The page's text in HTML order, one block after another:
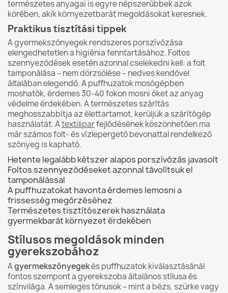
természetes anyagai is egyre népszerűbbek azok
körében, akik környezetbarát megoldásokat keresnek.
Praktikus tisztítási tippek
A gyermekszőnyegek rendszeres porszívózása
elengedhetetlen a higiénia fenntartásához. Foltos
szennyeződések esetén azonnal cselekedni kell: a folt
tamponálása – nem dörzsölése – nedves kendővel
általában elegendő. A puffhuzatok mosógépben
moshatók, érdemes 30-40 fokon mosni őket az anyag
védelme érdekében. A természetes szárítás
meghosszabbítja az élettartamot, kerüljük a szárítógép
használatát. Atextiliparfejlődésének köszönhetően ma
már számos folt- és vízlepergető bevonattal rendelkező
szőnyeg is kapható.
Hetente legalább kétszer alapos porszívózás javasolt
Foltos szennyeződéseket azonnal távolítsuk el
tamponálással
A puffhuzatokat havonta érdemes lemosni a
frissesség megőrzéséhez
Természetes tisztítószerek használata
gyermekbarát környezet érdekében
Stílusos megoldások minden
gyerekszobához
Agyermekszőnyegekés puffhuzatok kiválasztásánál
fontos szempont a gyerekszoba általános stílusa és
színvilága. A semleges tónusok – mint a bézs, szürke vagy